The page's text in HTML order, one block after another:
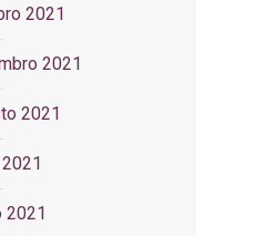
2021
2021
2021
2021